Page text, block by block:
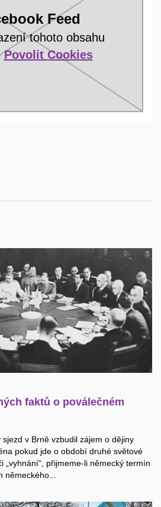
Feed
tohoto obsahu
Povolit Cookies
faktů o poválečném
v Brně vzbudil zájem o dějiny
pokud jde o období druhé světové
„vyhnání“, přijmeme-li německý termín
německého...